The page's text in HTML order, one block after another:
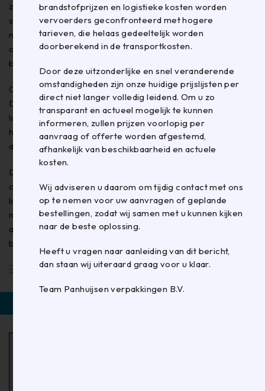
zijn. Daarnaast ontvangen wij vanuit onze leveranciers
signalen dat de grondstofprijzen in de komende periode
naar verwachting verder zullen stijgen. Deze
ontwikkelingen hebben direct invloed op de kostprijzen
binnen onze sector.
Ook de transportkosten zijn momenteel sterk in beweging.
Door de aanhoudende stijging van brandstofprijzen en
logistieke kosten worden vervoerders geconfronteerd met
hogere tarieven, die helaas gedeeltelijk worden
doorberekend in de transportkosten.
Door deze uitzonderlijke en snel veranderende
omstandigheden zijn onze huidige prijslijsten per direct niet
langer volledig leidend. Om u zo transparant en actueel
mogelijk te kunnen informeren, zullen prijzen voorlopig per
aanvraag of offerte worden afgestemd, afhankelijk van
beschikbaarheid en actuele kosten.
Standaard
brandstofprijzen en logistieke kosten worden
vervoerders geconfronteerd met hogere
tarieven, die helaas gedeeltelijk worden
doorberekend in de transportkosten.
Door deze uitzonderlijke en snel veranderende
omstandigheden zijn onze huidige prijslijsten per
direct niet langer volledig leidend. Om u zo
transparant en actueel mogelijk te kunnen
informeren, zullen prijzen voorlopig per
aanvraag of offerte worden afgestemd,
afhankelijk van beschikbaarheid en actuele
kosten.
Wij adviseren u daarom om tijdig contact met ons
op te nemen voor uw aanvragen of geplande
bestellingen, zodat wij samen met u kunnen kijken
naar de beste oplossing.
Heeft u vragen naar aanleiding van dit bericht,
dan staan wij uiteraard graag voor u klaar.
Team Panhuijsen verpakkingen B.V.